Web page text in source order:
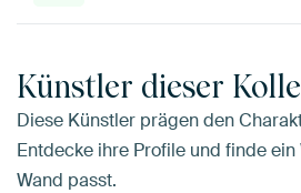
Künstler dieser
Diese Künstler prägen den
Entdecke ihre Profile und finde
Wand passt.